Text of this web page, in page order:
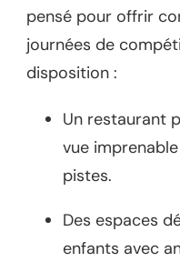
pensé pour offrir
journées de
disposition :
Un restaurant
vue
pistes.
Des espaces
enfants avec